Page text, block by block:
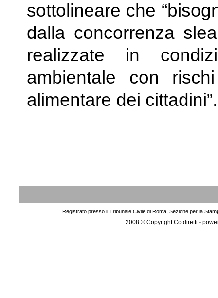
sottolineare che
dalla concorrenza
realizzate in
ambientale con
alimentare dei cittadini”.
Registrato presso il Tribunale Civile di Roma, Sezione per la
2008 © Copyright Coldiretti -